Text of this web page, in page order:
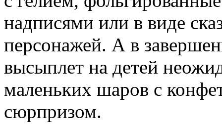
надписями или в виде
персонажей. А в
высыплет на детей
маленьких шаров с
сюрпризом.